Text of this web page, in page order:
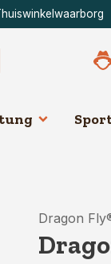
Dragon